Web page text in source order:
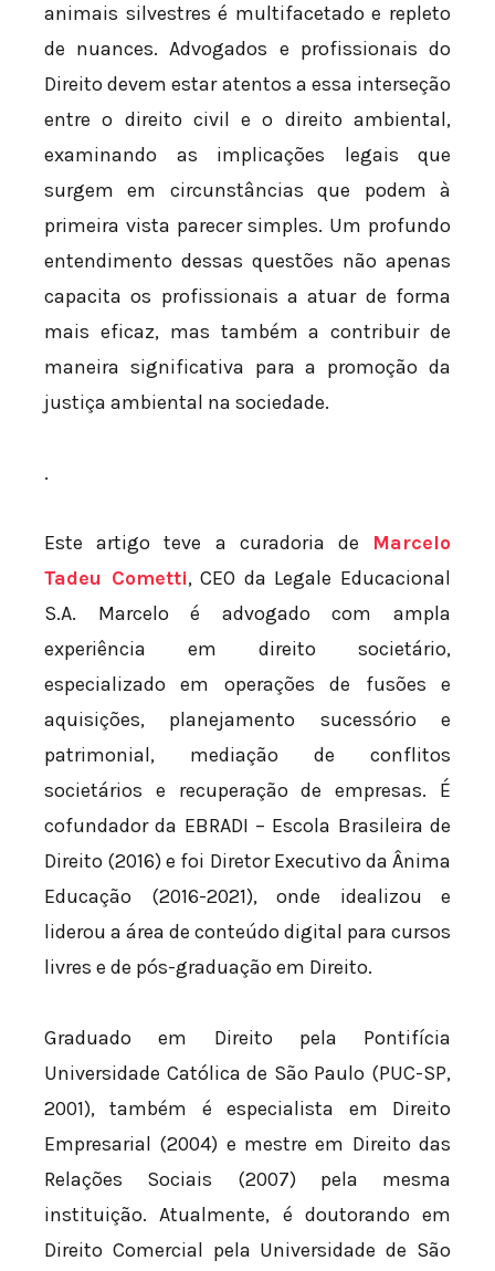
animais silvestres é multifacetado e repleto
de nuances. Advogados e profissionais do
Direito devem estar atentos a essa interseção
entre o direito civil e o direito ambiental,
examinando as implicações legais que
surgem em circunstâncias que podem à
primeira vista parecer simples. Um profundo
entendimento dessas questões não apenas
capacita os profissionais a atuar de forma
mais eficaz, mas também a contribuir de
maneira significativa para a promoção da
justiça ambiental na sociedade.
.
Este artigo teve a curadoria de Marcelo
Tadeu Cometti, CEO da Legale Educacional
S.A. Marcelo é advogado com ampla
experiência em direito societário,
especializado em operações de fusões e
aquisições, planejamento sucessório e
patrimonial, mediação de conflitos
societários e recuperação de empresas. É
cofundador da EBRADI – Escola Brasileira de
Direito (2016) e foi Diretor Executivo da Ânima
Educação (2016-2021), onde idealizou e
liderou a área de conteúdo digital para cursos
livres e de pós-graduação em Direito.
Graduado em Direito pela Pontifícia
Universidade Católica de São Paulo (PUC-SP,
2001), também é especialista em Direito
Empresarial (2004) e mestre em Direito das
Relações Sociais (2007) pela mesma
instituição. Atualmente, é doutorando em
Direito Comercial pela Universidade de São